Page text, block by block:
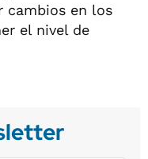
cambios en los
el nivel de